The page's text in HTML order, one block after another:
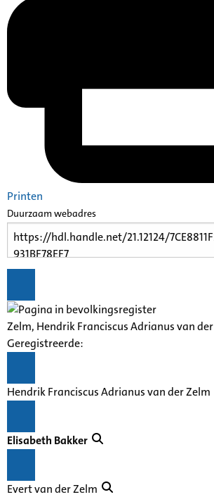
Printen
Duurzaam webadres
Zelm, Hendrik Franciscus Adrianus van der
Geregistreerde:
Hendrik Franciscus Adrianus van der Zelm
Elisabeth Bakker
Evert van der Zelm